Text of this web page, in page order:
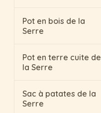
Pot en bois de la
Serre
Pot en terre cuite de
la Serre
Sac à patates de la
Serre